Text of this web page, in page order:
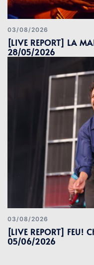
03/08/2026
[LIVE REPORT] LA
28/05/2026
03/08/2026
[LIVE REPORT] FEU!
05/06/2026